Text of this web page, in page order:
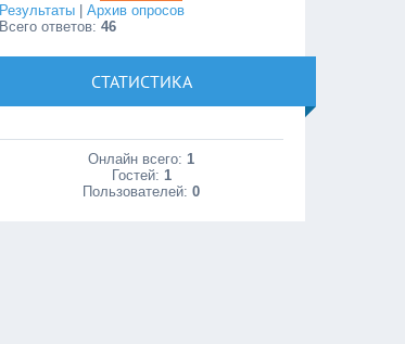
Результаты |Архив опросов
Всего ответов:46
СТАТИСТИКА
Онлайн всего: 1
Гостей: 1
Пользователей:0